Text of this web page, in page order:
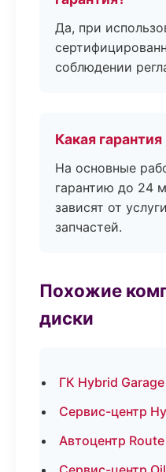
Да, при
соблюдении
Какая
На основные
гарантию до 24
зависят от
запчастей.
Похожие
диски
ГК Hybrid
Сервис-центр
Автоцентр